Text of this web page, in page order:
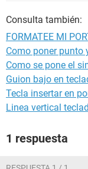
Consulta también:
FORMATEE MI
Como poner punto
Como se pone el
Guion bajo en
Tecla insertar en
Linea vertical
1 respuesta